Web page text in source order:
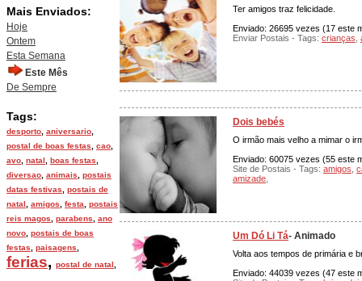
Mais Enviados:
Hoje
Ontem
Esta Semana
Este Mês
De Sempre
Tags:
desporto aniversario
postal de boas festas
cao
avo natal boas festas
diversao animais
postais
datas festivas
postais de
natal
amigos festa
postais
reis magos
parabens
ano
novo postais de boas
festas
paisagens
ferias, postal de natal
Ter amigos traz felicidade.
Enviado: 26695 vezes (17 este
Enviar Postais - Tags: crianças
Dois bebés
O irmão mais velho a mimar o
Enviado: 60075 vezes (55 este
Site de Postais - Tags: amigos
amizade
Um Dó Li Tá- Animado
Volta aos tempos de primária e
Enviado: 44039 vezes (47 este